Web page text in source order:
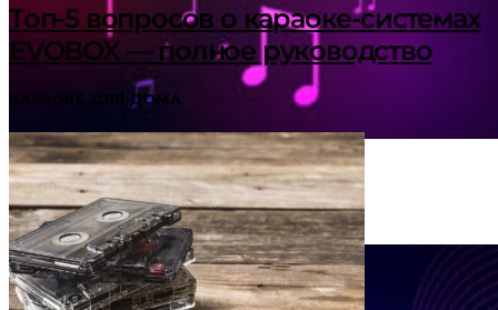
Эффект попутчика
Топ-5 вопросов о караоке-системах
EVOBOX — полное руководство
КАРАОКЕ ДЛЯ ДОМА